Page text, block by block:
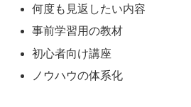
何度も見返したい内容
事前学習用の教材
初心者向け講座
ノウハウの体系化